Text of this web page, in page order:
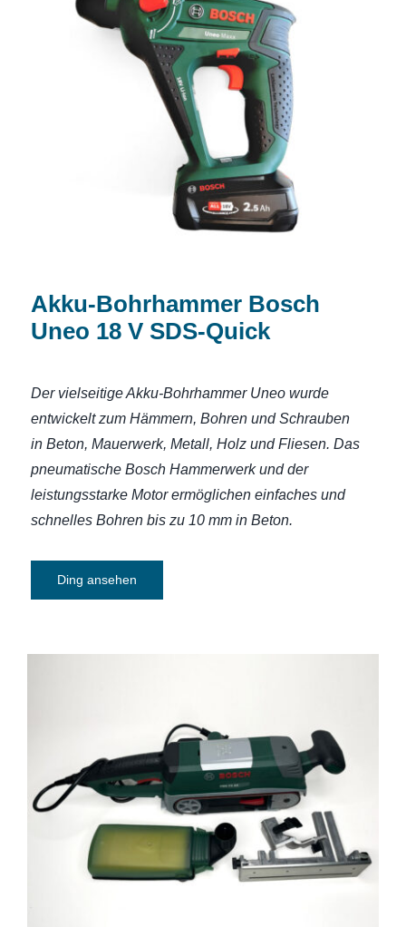
Akku-Bohrhammer Bosch Uneo 18 V
SDS-Quick
Akku-Bohrhammer Bosch
Uneo 18 V SDS-Quick
Der vielseitige Akku-Bohrhammer Uneo wurde
entwickelt zum Hämmern, Bohren und Schrauben
in Beton, Mauerwerk, Metall, Holz und Fliesen. Das
pneumatische Bosch Hammerwerk und der
leistungsstarke Motor ermöglichen einfaches und
schnelles Bohren bis zu 10 mm in Beton.
Ding ansehen
Bandschleifer Bosch PBS 75 AE-Set